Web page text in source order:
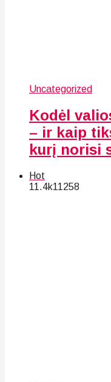
Uncategorized
Kodėl
– ir kaip
kurį norisi
Hot
11.4k11258